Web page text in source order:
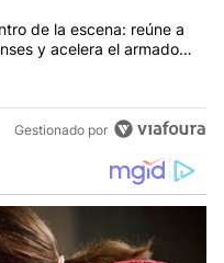
"Karina Milei vuelve al
de la escena: reúne a
y acelera el armado
Gestionado por